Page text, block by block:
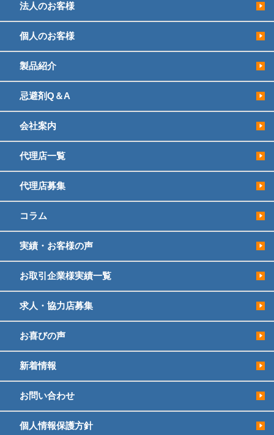
法人のお客様
個人のお客様
製品紹介
忌避剤Q＆A
会社案内
代理店一覧
代理店募集
コラム
実績・お客様の声
お取引企業様実績一覧
求人・協力店募集
お喜びの声
新着情報
お問い合わせ
個人情報保護方針